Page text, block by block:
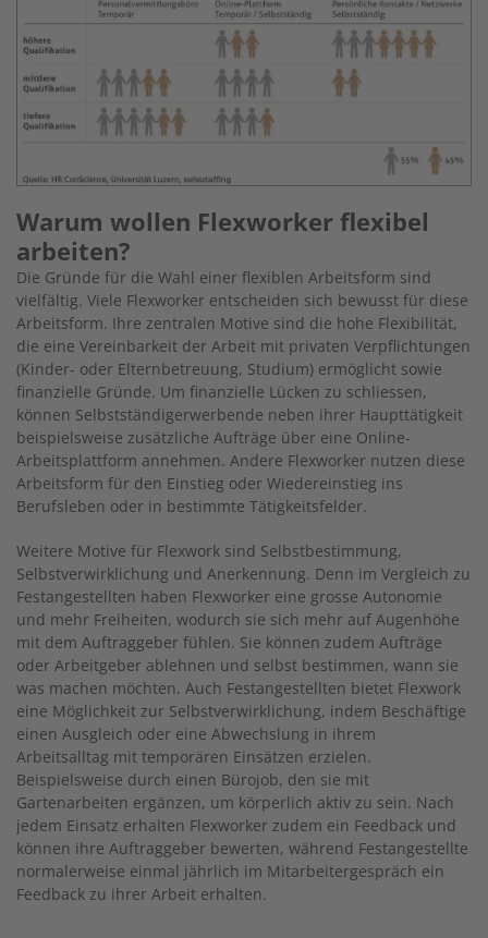
Warum wollen Flexworker flexibel
arbeiten?
Die Gründe für die Wahl einer flexiblen Arbeitsform sind
vielfältig. Viele Flexworker entscheiden sich bewusst für diese
Arbeitsform. Ihre zentralen Motive sind die hohe Flexibilität,
die eine Vereinbarkeit der Arbeit mit privaten Verpflichtungen
(Kinder- oder Elternbetreuung, Studium) ermöglicht sowie
finanzielle Gründe. Um finanzielle Lücken zu schliessen,
können Selbstständigerwerbende neben ihrer Haupttätigkeit
beispielsweise zusätzliche Aufträge über eine Online-
Arbeitsplattform annehmen. Andere Flexworker nutzen diese
Arbeitsform für den Einstieg oder Wiedereinstieg ins
Berufsleben oder in bestimmte Tätigkeitsfelder.
Weitere Motive für Flexwork sind Selbstbestimmung,
Selbstverwirklichung und Anerkennung. Denn im Vergleich zu
Festangestellten haben Flexworker eine grosse Autonomie
und mehr Freiheiten, wodurch sie sich mehr auf Augenhöhe
mit dem Auftraggeber fühlen. Sie können zudem Aufträge
oder Arbeitgeber ablehnen und selbst bestimmen, wann sie
was machen möchten. Auch Festangestellten bietet Flexwork
eine Möglichkeit zur Selbstverwirklichung, indem Beschäftige
einen Ausgleich oder eine Abwechslung in ihrem
Arbeitsalltag mit temporären Einsätzen erzielen.
Beispielsweise durch einen Bürojob, den sie mit
Gartenarbeiten ergänzen, um körperlich aktiv zu sein. Nach
jedem Einsatz erhalten Flexworker zudem ein Feedback und
können ihre Auftraggeber bewerten, während Festangestellte
normalerweise einmal jährlich im Mitarbeitergespräch ein
Feedback zu ihrer Arbeit erhalten.